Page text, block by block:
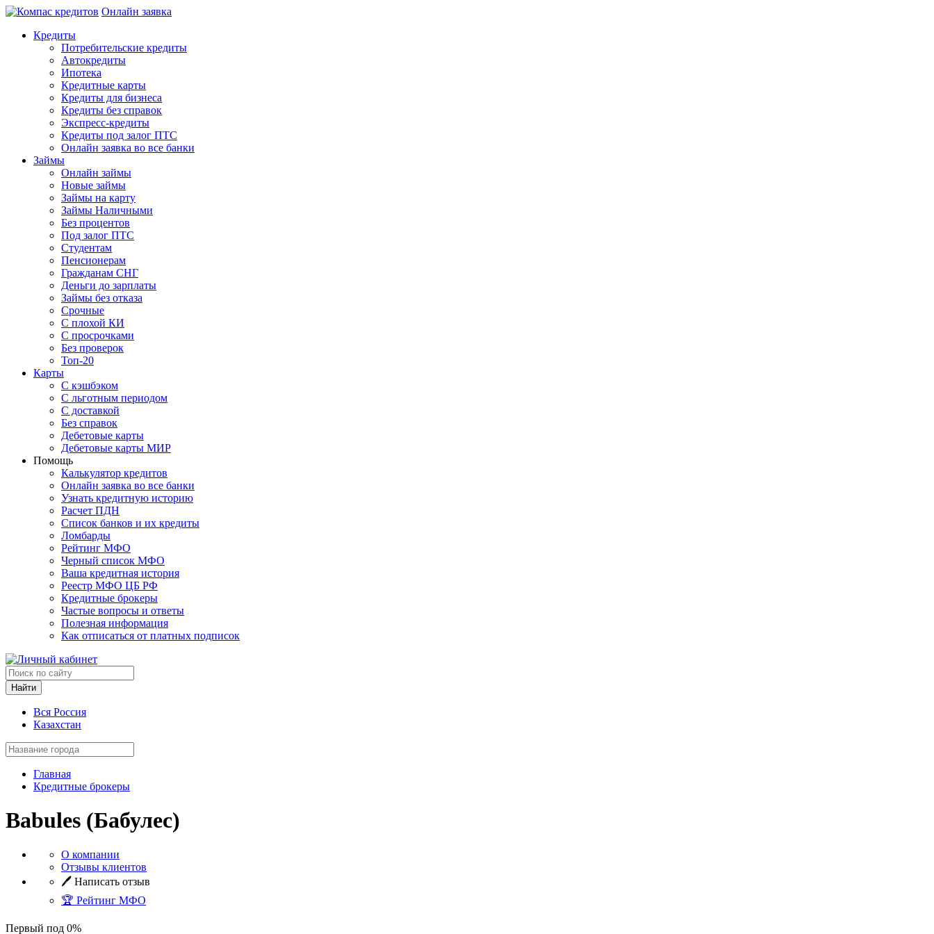
Онлайн заявка
Кредиты
Потребительские кредиты
Автокредиты
Ипотека
Кредитные карты
Кредиты для бизнеса
Кредиты без справок
Экспресс-кредиты
Кредиты под залог ПТС
Онлайн заявка во все банки
Займы
Онлайн займы
Новые займы
Займы на карту
Займы Наличными
Без процентов
Под залог ПТС
Студентам
Пенсионерам
Гражданам СНГ
Деньги до зарплаты
Займы без отказа
Срочные
С плохой КИ
С просрочками
Без проверок
Топ-20
Карты
С кэшбэком
С льготным периодом
С доставкой
Без справок
Дебетовые карты
Дебетовые карты МИР
Помощь
Калькулятор кредитов
Онлайн заявка во все банки
Узнать кредитную историю
Расчет ПДН
Список банков и их кредиты
Ломбарды
Рейтинг МФО
Черный список МФО
Ваша кредитная история
Реестр МФО ЦБ РФ
Кредитные брокеры
Частые вопросы и ответы
Полезная информация
Как отписаться от платных подписок
Найти
Вся Россия
Казахстан
Главная
Кредитные брокеры
Babules (Бабулес)
О компании
Отзывы клиентов
🖊️ Написать отзыв
🏆 Рейтинг МФО
Первый под 0%